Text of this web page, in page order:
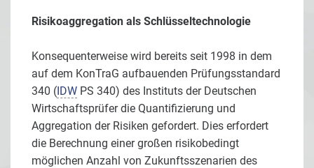
Risikoaggregation als Schlüsseltechnologie
Konsequenterweise wird bereits seit 1998 in dem
auf dem KonTraG aufbauenden Prüfungsstandard
340 (IDW PS 340) des Instituts der Deutschen
Wirtschaftsprüfer die Quantifizierung und
Aggregation der Risiken gefordert. Dies erfordert
die Berechnung einer großen risikobedingt
möglichen Anzahl von Zukunftsszenarien des